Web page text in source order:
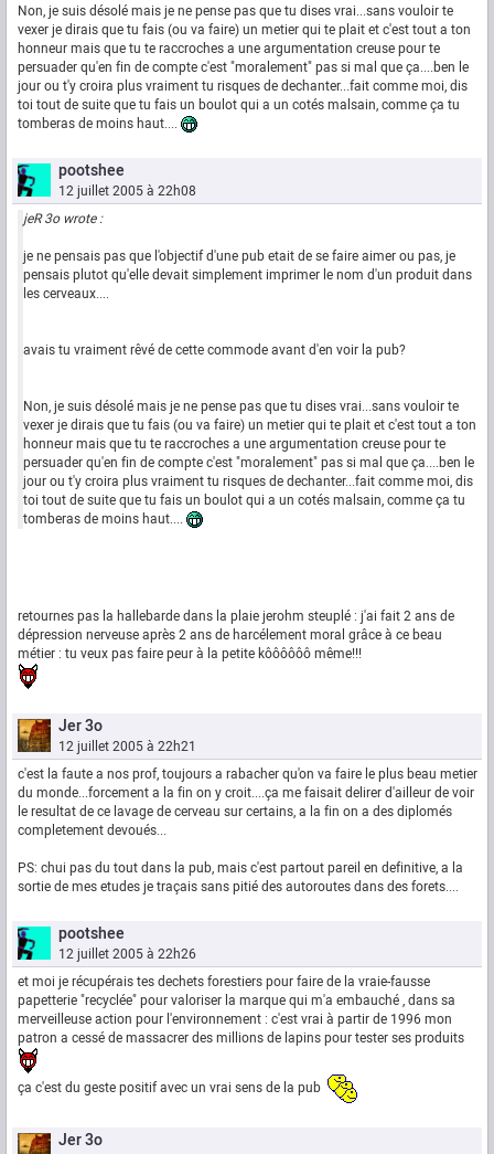
Non, je suis désolé mais je ne pense pas que tu dises vrai...sans vouloir te
vexer je dirais que tu fais (ou va faire) un metier qui te plait et c'est tout a ton
honneur mais que tu te raccroches a une argumentation creuse pour te
persuader qu'en fin de compte c'est "moralement" pas si mal que ça....ben le
jour ou t'y croira plus vraiment tu risques de dechanter...fait comme moi, dis
toi tout de suite que tu fais un boulot qui a un cotés malsain, comme ça tu
tomberas de moins haut....
pootshee
12 juillet 2005 à 22h08
jeR 3o wrote :
je ne pensais pas que l'objectif d'une pub etait de se faire aimer ou pas, je
pensais plutot qu'elle devait simplement imprimer le nom d'un produit dans
les cerveaux....
avais tu vraiment rêvé de cette commode avant d'en voir la pub?
Non, je suis désolé mais je ne pense pas que tu dises vrai...sans vouloir te
vexer je dirais que tu fais (ou va faire) un metier qui te plait et c'est tout a ton
honneur mais que tu te raccroches a une argumentation creuse pour te
persuader qu'en fin de compte c'est "moralement" pas si mal que ça....ben le
jour ou t'y croira plus vraiment tu risques de dechanter...fait comme moi, dis
toi tout de suite que tu fais un boulot qui a un cotés malsain, comme ça tu
tomberas de moins haut....
retournes pas la hallebarde dans la plaie jerohm steuplé : j'ai fait 2 ans de
dépression nerveuse après 2 ans de harcélement moral grâce à ce beau
métier : tu veux pas faire peur à la petite kôôôôôô même!!!
Jer 3o
12 juillet 2005 à 22h21
c'est la faute a nos prof, toujours a rabacher qu'on va faire le plus beau metier
du monde...forcement a la fin on y croit....ça me faisait delirer d'ailleur de voir
le resultat de ce lavage de cerveau sur certains, a la fin on a des diplomés
completement devoués...
PS: chui pas du tout dans la pub, mais c'est partout pareil en definitive, a la
sortie de mes etudes je traçais sans pitié des autoroutes dans des forets....
pootshee
12 juillet 2005 à 22h26
et moi je récupérais tes dechets forestiers pour faire de la vraie-fausse
papetterie "recyclée" pour valoriser la marque qui m'a embauché , dans sa
merveilleuse action pour l'environnement : c'est vrai à partir de 1996 mon
patron a cessé de massacrer des millions de lapins pour tester ses produits
ça c'est du geste positif avec un vrai sens de la pub
Jer 3o